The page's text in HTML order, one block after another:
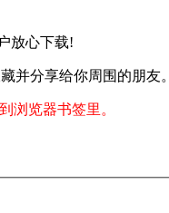
放心下载!
并分享给你周围的朋友。
浏览器书签里。